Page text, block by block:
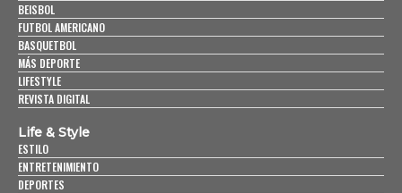
BEISBOL
FUTBOL AMERICANO
BASQUETBOL
MÁS DEPORTE
LIFESTYLE
REVISTA DIGITAL
Life & Style
ESTILO
ENTRETENIMIENTO
DEPORTES